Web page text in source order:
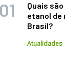
Quais
etanol de
Brasil?
Atualidades